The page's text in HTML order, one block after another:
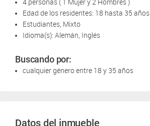
Edad de los residentes: 18 hasta 35 años
Estudiantes, Mixto
Idioma(s): Alemán, Inglés
Buscando por:
cualquier género entre 18 y 35 años
Datos del inmueble